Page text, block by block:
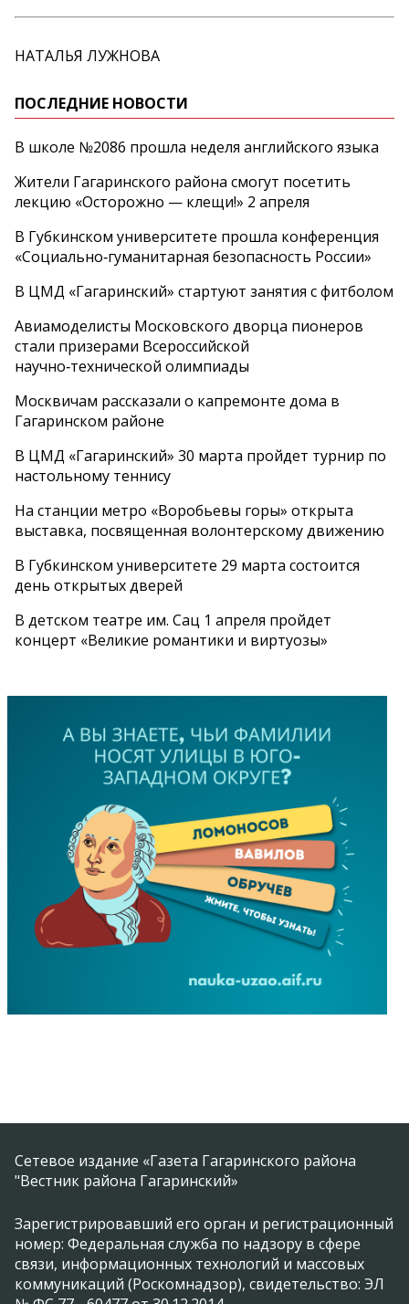
НАТАЛЬЯ ЛУЖНОВА
ПОСЛЕДНИЕ НОВОСТИ
В школе №2086 прошла неделя английского языка
Жители Гагаринского района смогут посетить
лекцию «Осторожно — клещи!» 2 апреля
В Губкинском университете прошла конференция
«Социально‑гуманитарная безопасность России»
В ЦМД «Гагаринский» стартуют занятия с фитболом
Авиамоделисты Московского дворца пионеров
стали призерами Всероссийской
научно‑технической олимпиады
Москвичам рассказали о капремонте дома в
Гагаринском районе
В ЦМД «Гагаринский» 30 марта пройдет турнир по
настольному теннису
На станции метро «Воробьевы горы» открыта
выставка, посвященная волонтерскому движению
В Губкинском университете 29 марта состоится
день открытых дверей
В детском театре им. Сац 1 апреля пройдет
концерт «Великие романтики и виртуозы»
Сетевое издание «Газета Гагаринского района
"Вестник района Гагаринский»
Зарегистрировавший его орган и регистрационный
номер: Федеральная служба по надзору в сфере
связи, информационных технологий и массовых
коммуникаций (Роскомнадзор), свидетельство: ЭЛ